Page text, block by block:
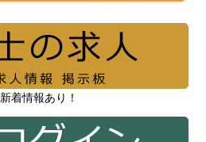
新着情報あり！